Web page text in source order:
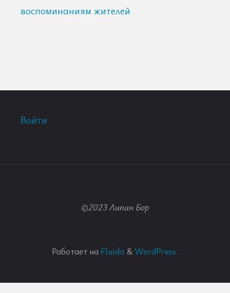
воспоминаниям жителей
Войти
©2023 Липин Бор
Работает на Fluida & WordPress.